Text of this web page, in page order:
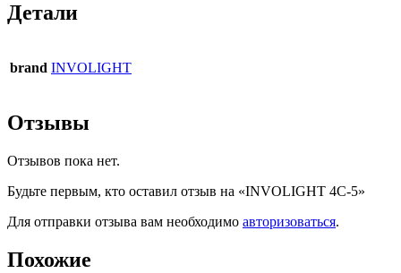
Детали
brand INVOLIGHT
Отзывы
Отзывов пока нет.
Будьте первым, кто оставил отзыв на «INVOLIGHT 4C-5»
Для отправки отзыва вам необходимо авторизоваться.
Похожие